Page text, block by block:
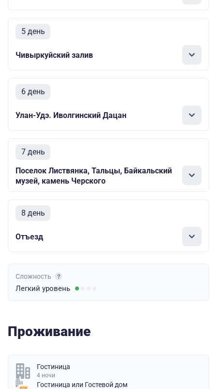
5 день
Чивыркуйский залив
6 день
Улан-Удэ. Иволгинский Дацан
7 день
Поселок Листвянка, Тальцы, Байкальский
музей, камень Черского
8 день
Отъезд
Сложность
Легкий уровень
Проживание
Гостиница
4 ночи
Гостиница или Гостевой дом